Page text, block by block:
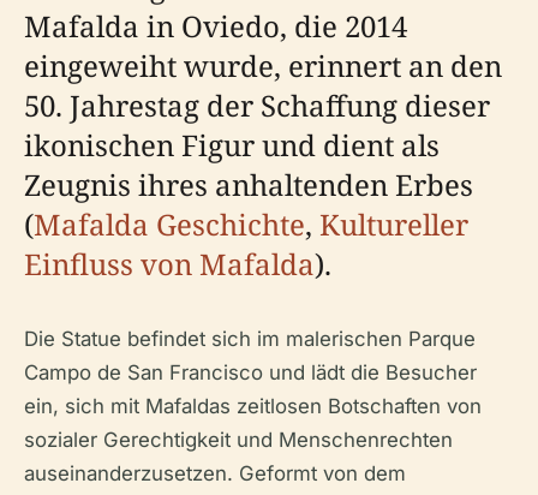
Mafalda in Oviedo, die 2014
eingeweiht wurde, erinnert an den
50. Jahrestag der Schaffung dieser
ikonischen Figur und dient als
Zeugnis ihres anhaltenden Erbes
(Mafalda Geschichte, Kultureller
Einfluss von Mafalda).
Die Statue befindet sich im malerischen Parque
Campo de San Francisco und lädt die Besucher
ein, sich mit Mafaldas zeitlosen Botschaften von
sozialer Gerechtigkeit und Menschenrechten
auseinanderzusetzen. Geformt von dem